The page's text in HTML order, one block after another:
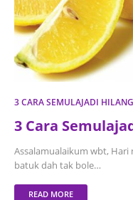
3 CARA SEMULAJADI
3 Cara
Assalamualaikum wbt,
batuk dah tak bole…
READ MORE